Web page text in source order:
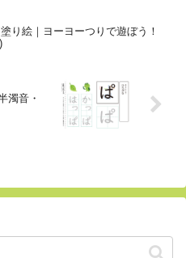
り絵｜ヨーヨーつりで遊ぼう！
濁音・